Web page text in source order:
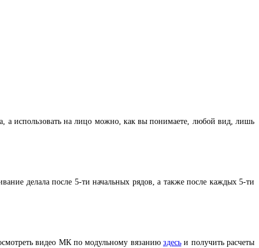
а использовать на лицо можно, как вы понимаете, любой вид, лишь
делала после 5-ти начальных рядов, а также после каждых 5-ти
видео МК по модульному вязанию здесьи получить расчеты